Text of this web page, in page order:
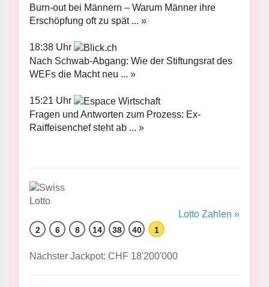
Burn-out bei Männern – Warum Männer ihre
Erschöpfung oft zu spät ... »
18:38 Uhr
Nach Schwab-Abgang: Wie der Stiftungsrat des
WEFs die Macht neu ... »
15:21 Uhr
Fragen und Antworten zum Prozess: Ex-
Raiffeisenchef steht ab ... »
Lotto Zahlen »
2 6 8 14 38 40 1
Nächster Jackpot: CHF 18'200'000